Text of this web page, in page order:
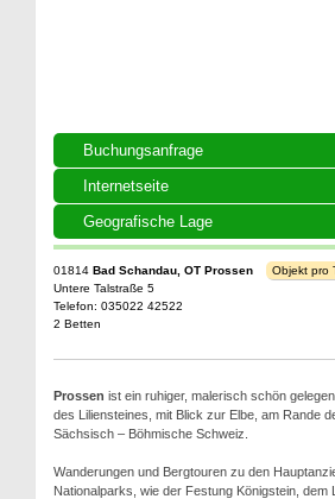
Buchungsanfrage
Internetseite
Geografische Lage
01814 Bad Schandau, OT Prossen
Untere Talstraße 5
Telefon: 035022 42522
2 Betten
Objekt pro
Prossen ist ein ruhiger, malerisch schön
des Liliensteines, mit Blick zur Elbe, am Rande
Sächsisch – Böhmische Schweiz.
Wanderungen und Bergtouren zu den
Nationalparks, wie der Festung Königstein, dem